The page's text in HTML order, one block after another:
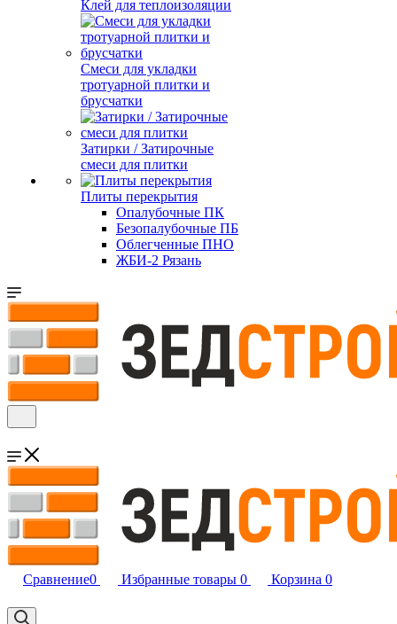
Клей для теплоизоляции
Смеси для укладки
тротуарной плитки и
брусчатки
Затирки / Затирочные
смеси для плитки
Плиты перекрытия
Опалубочные ПК
Безопалубочные ПБ
Облегченные ПНО
ЖБИ-2 Рязань
Сравнение0 Избранные товары 0 Корзина 0